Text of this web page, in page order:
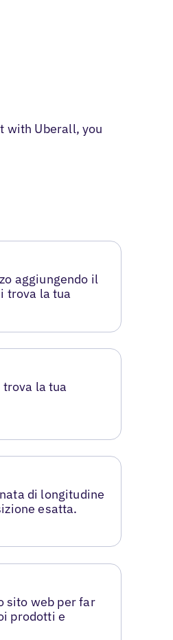
with Uberall, you
aggiungendo il
trova la tua
la tua
di longitudine
esatta.
sito web per far
prodotti e